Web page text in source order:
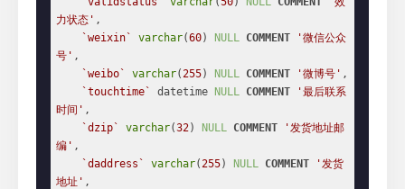
力状态' ,
`weixin`
varchar(60) NULL COMMENT
'微信公众
号' ,
`weibo`
varchar(255) NULL COMMENT '微博号' ,
`touchtime`
datetime NULL COMMENT
'最后联系
时间' ,
`dzip`
varchar(32) NULL COMMENT
'发货地址邮
编' ,
`daddress`
varchar(255) NULL COMMENT
'发货
地址' ,